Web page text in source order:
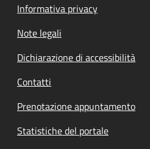
Informativa privacy
Note legali
Dichiarazione di accessibilità
Contatti
Prenotazione appuntamento
Statistiche del portale